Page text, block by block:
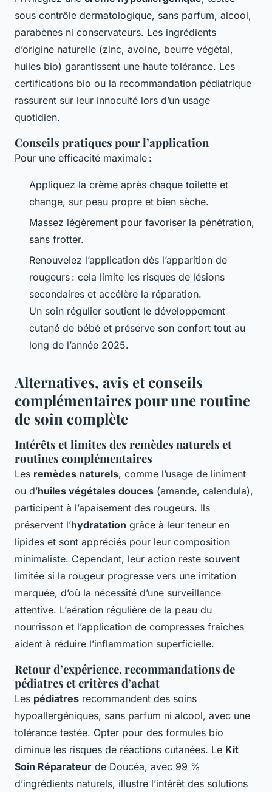
sous contrôle dermatologique, sans parfum, alcool,
parabènes ni conservateurs. Les ingrédients
d’origine naturelle (zinc, avoine, beurre végétal,
huiles bio) garantissent une haute tolérance. Les
certifications bio ou la recommandation pédiatrique
rassurent sur leur innocuité lors d’un usage
quotidien.
Conseils pratiques pour l’application
Pour une efficacité maximale :
Appliquez la crème après chaque toilette et
change, sur peau propre et bien sèche.
Massez légèrement pour favoriser la pénétration,
sans frotter.
Renouvelez l’application dès l’apparition de
rougeurs : cela limite les risques de lésions
secondaires et accélère la réparation.
Un soin régulier soutient le développement
cutané de bébé et préserve son confort tout au
long de l’année 2025.
Alternatives, avis et conseils
complémentaires pour une routine
de soin complète
Intérêts et limites des remèdes naturels et
routines complémentaires
Les remèdes naturels, comme l’usage de liniment
ou d’huiles végétales douces (amande, calendula),
participent à l’apaisement des rougeurs. Ils
préservent l’hydratation grâce à leur teneur en
lipides et sont appréciés pour leur composition
minimaliste. Cependant, leur action reste souvent
limitée si la rougeur progresse vers une irritation
marquée, d’où la nécessité d’une surveillance
attentive. L’aération régulière de la peau du
nourrisson et l’application de compresses fraîches
aident à réduire l’inflammation superficielle.
Retour d’expérience, recommandations de
pédiatres et critères d’achat
Les pédiatres recommandent des soins
hypoallergéniques, sans parfum ni alcool, avec une
tolérance testée. Opter pour des formules bio
diminue les risques de réactions cutanées. Le Kit
Soin Réparateur de Doucéa, avec 99 %
d’ingrédients naturels, illustre l’intérêt des solutions